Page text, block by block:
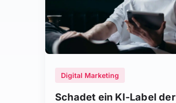
Digital Marketing
Schadet ein KI-Label der